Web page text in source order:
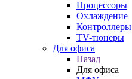
Процессоры
Охлаждение
Контроллеры
TV-тюнеры
Для офиса
Назад
Для офиса